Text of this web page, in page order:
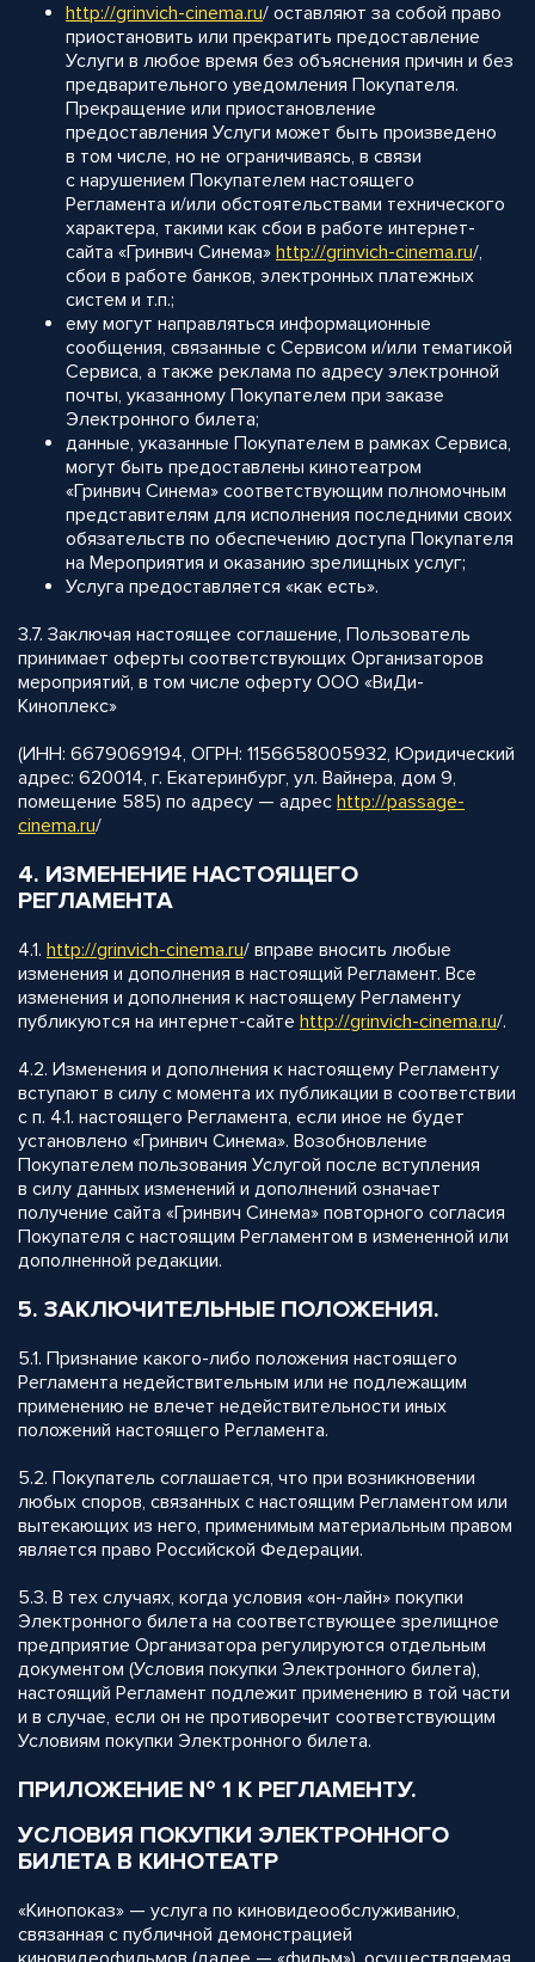
http://grinvich-cinema.ru/ оставляют за собой право
приостановить или прекратить предоставление
Услуги в любое время без объяснения причин и без
предварительного уведомления Покупателя.
Прекращение или приостановление
предоставления Услуги может быть произведено
в том числе, но не ограничиваясь, в связи
с нарушением Покупателем настоящего
Регламента и/или обстоятельствами технического
характера, такими как сбои в работе интернет-
сайта «Гринвич Синема» http://grinvich-cinema.ru/,
сбои в работе банков, электронных платежных
систем и т.п.;
ему могут направляться информационные
сообщения, связанные с Сервисом и/или тематикой
Сервиса, а также реклама по адресу электронной
почты, указанному Покупателем при заказе
Электронного билета;
данные, указанные Покупателем в рамках Сервиса,
могут быть предоставлены кинотеатром
«Гринвич Синема» соответствующим полномочным
представителям для исполнения последними своих
обязательств по обеспечению доступа Покупателя
на Мероприятия и оказанию зрелищных услуг;
Услуга предоставляется «как есть».
3.7. Заключая настоящее соглашение, Пользователь
принимает оферты соответствующих Организаторов
мероприятий, в том числе оферту ООО «ВиДи-
Киноплекс»
(ИНН: 6679069194, ОГРН: 1156658005932, Юридический
адрес: 620014, г. Екатеринбург, ул. Вайнера, дом 9,
помещение 585) по адресу — адрес http://passage-
cinema.ru/
4. ИЗМЕНЕНИЕ НАСТОЯЩЕГО
РЕГЛАМЕНТА
4.1. http://grinvich-cinema.ru/ вправе вносить любые
изменения и дополнения в настоящий Регламент. Все
изменения и дополнения к настоящему Регламенту
публикуются на интернет-сайте http://grinvich-cinema.ru/.
4.2. Изменения и дополнения к настоящему Регламенту
вступают в силу с момента их публикации в соответствии
с п. 4.1. настоящего Регламента, если иное не будет
установлено «Гринвич Синема». Возобновление
Покупателем пользования Услугой после вступления
в силу данных изменений и дополнений означает
получение сайта «Гринвич Синема» повторного согласия
Покупателя с настоящим Регламентом в измененной или
дополненной редакции.
5. ЗАКЛЮЧИТЕЛЬНЫЕ ПОЛОЖЕНИЯ.
5.1. Признание какого-либо положения настоящего
Регламента недействительным или не подлежащим
применению не влечет недействительности иных
положений настоящего Регламента.
5.2. Покупатель соглашается, что при возникновении
любых споров, связанных с настоящим Регламентом или
вытекающих из него, применимым материальным правом
является право Российской Федерации.
5.3. В тех случаях, когда условия «он-лайн» покупки
Электронного билета на соответствующее зрелищное
предприятие Организатора регулируются отдельным
документом (Условия покупки Электронного билета),
настоящий Регламент подлежит применению в той части
и в случае, если он не противоречит соответствующим
Условиям покупки Электронного билета.
ПРИЛОЖЕНИЕ № 1 К РЕГЛАМЕНТУ.
УСЛОВИЯ ПОКУПКИ ЭЛЕКТРОННОГО
БИЛЕТА В КИНОТЕАТР
«Кинопоказ» — услуга по киновидеообслуживанию,
связанная с публичной демонстрацией